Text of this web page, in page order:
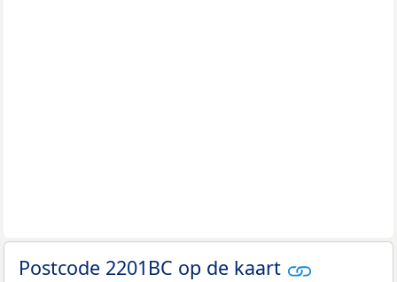
Postcode 2201BC op de kaart